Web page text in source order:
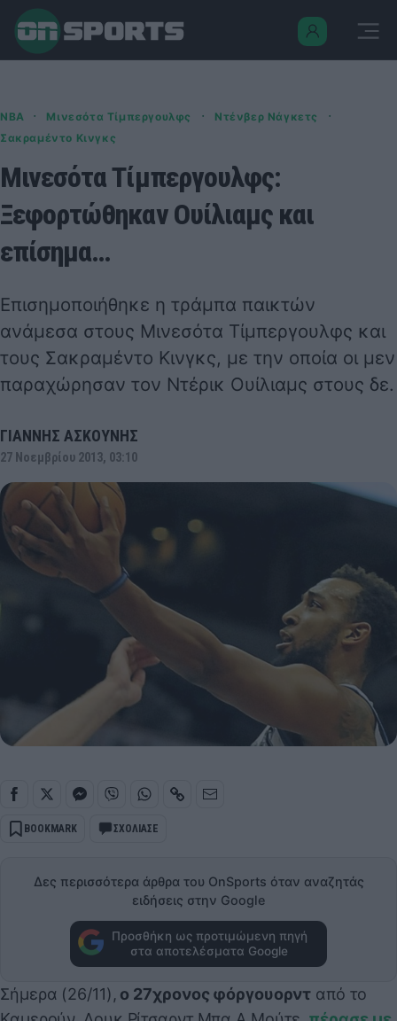
NBA · Μινεσότα Τίμπεργουλφς · Ντένβερ Νάγκετς ·
Σακραμέντο Κινγκς
Μινεσότα Τίμπεργουλφς:
Ξεφορτώθηκαν Ουίλιαμς και
επίσημα…
Επισημοποιήθηκε η τράμπα παικτών
ανάμεσα στους Μινεσότα Τίμπεργουλφς και
τους Σακραμέντο Κινγκς, με την οποία οι μεν
παραχώρησαν τον Ντέρικ Ουίλιαμς στους δε.
ΓΙΑΝΝΗΣ ΑΣΚΟΥΝΗΣ
27 Νοεμβρίου 2013, 03:10
BOOKMARK ΣΧΟΛΙΑΣΕ
Δες περισσότερα άρθρα του OnSports όταν αναζητάς
ειδήσεις στην Google
Προσθήκη ως προτιμώμενη πηγή
στα αποτελέσματα Google
Σήμερα (26/11), ο 27χρονος φόργουορντ από το